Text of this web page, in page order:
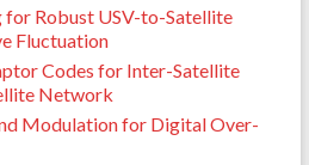
Robust USV-to-Satellite
Fluctuation
Codes for Inter-Satellite
Network
Modulation for Digital Over-